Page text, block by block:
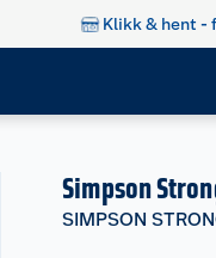
Klikk & hent -
Simpson
SIMPSON